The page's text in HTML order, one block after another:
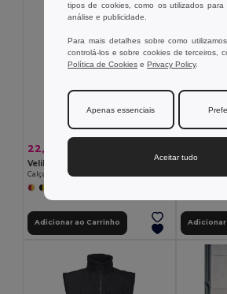
22,52 €
Velilla 36054
Adicionar ao Carrinho
Velilla
Adicionar
tipos de cookies, como os utilizados para
análise e publicidade.
Para mais detalhes sobre como
controlá-los e sobre cookies de terceiros,
Política de Cookies e Privacy Policy.
Apenas essenciais
Aceitar tudo